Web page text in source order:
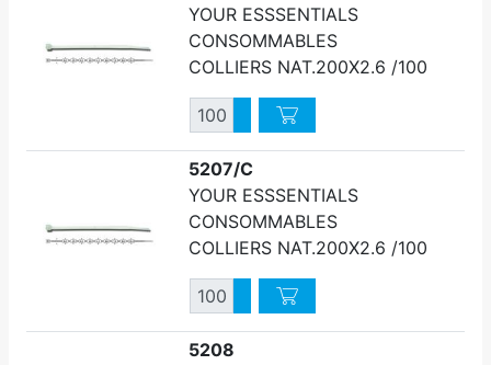
YOUR ESSSENTIALS
CONSOMMABLES
COLLIERS NAT.200X2.6 /100
QuantitéAugmenter quantité
Diminuer quantité
5207/C
YOUR ESSSENTIALS
CONSOMMABLES
COLLIERS NAT.200X2.6 /100
QuantitéAugmenter quantité
Diminuer quantité
5208